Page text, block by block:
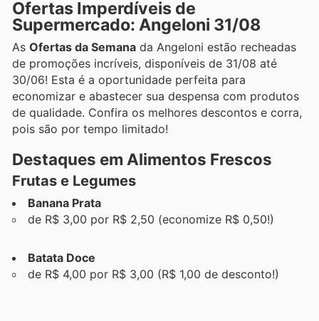
Ofertas Imperdíveis de
Supermercado: Angeloni 31/08
As Ofertas da Semana da Angeloni estão recheadas
de promoções incríveis, disponíveis de 31/08 até
30/06! Esta é a oportunidade perfeita para
economizar e abastecer sua despensa com produtos
de qualidade. Confira os melhores descontos e corra,
pois são por tempo limitado!
Destaques em Alimentos Frescos
Frutas e Legumes
Banana Prata
de R$ 3,00 por R$ 2,50 (economize R$ 0,50!)
Batata Doce
de R$ 4,00 por R$ 3,00 (R$ 1,00 de desconto!)